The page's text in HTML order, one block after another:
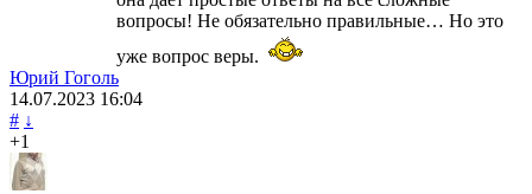
вопросы! Не обязательно правильные… Но это
уже вопрос веры.
Юрий Гоголь
14.07.2023 16:04
# ↓
+1